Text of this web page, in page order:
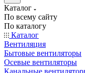
Каталог
По всему сайту
По каталогу
Каталог
Вентиляция
Бытовые вентиляторы
Осевые вентиляторы
Канальные